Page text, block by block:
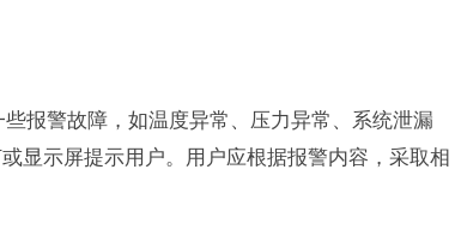
报警故障，如温度异常、压力异常、系统泄漏
显示屏提示用户。用户应根据报警内容，采取相